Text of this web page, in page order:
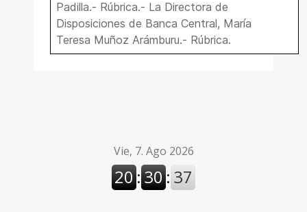
Padilla.- Rúbrica.- La Directora de
Disposiciones de Banca Central, María
Teresa Muñoz Arámburu.- Rúbrica.